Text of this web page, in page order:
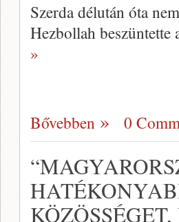
Szerda délután óta
Hezbollah
»
Bővebben 0